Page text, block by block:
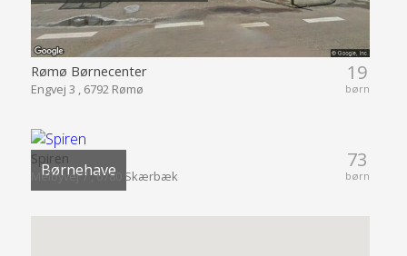
19
børn
Rømø Børnecenter
Engvej 3 , 6792 Rømø
Børnehave 73
børn
Spiren
Melbyvej 7 , 6780 Skærbæk